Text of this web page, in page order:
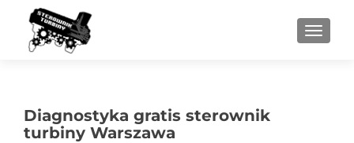
Diagnostyka gratis sterownik
turbiny Warszawa